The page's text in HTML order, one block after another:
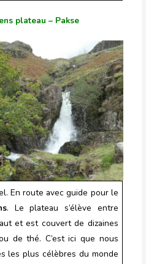
plateau – Pakse
En route avec guide pour le
. Le plateau s’élève entre
et est couvert de dizaines
de thé. C’est ici que nous
les plus célèbres du monde